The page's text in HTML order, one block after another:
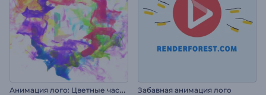
А
нимация лого: Цветные частицы Забавная анимация лого